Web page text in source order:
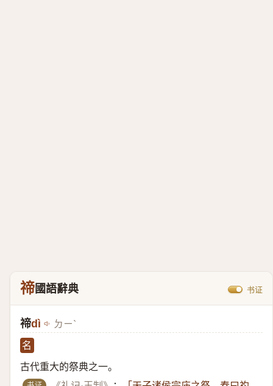
禘國語辭典 书证
禘dì ㄉㄧˋ
名
古代重大的祭典之一。